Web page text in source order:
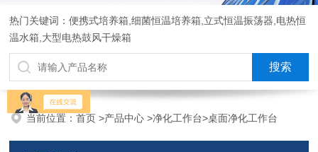
热门关键词：便携式培养箱,细菌恒温培养箱,立式恒温振荡器,电热恒
温水箱,大型电热鼓风干燥箱
当前位置：首页>产品中心>净化工作台>桌面净化工作台